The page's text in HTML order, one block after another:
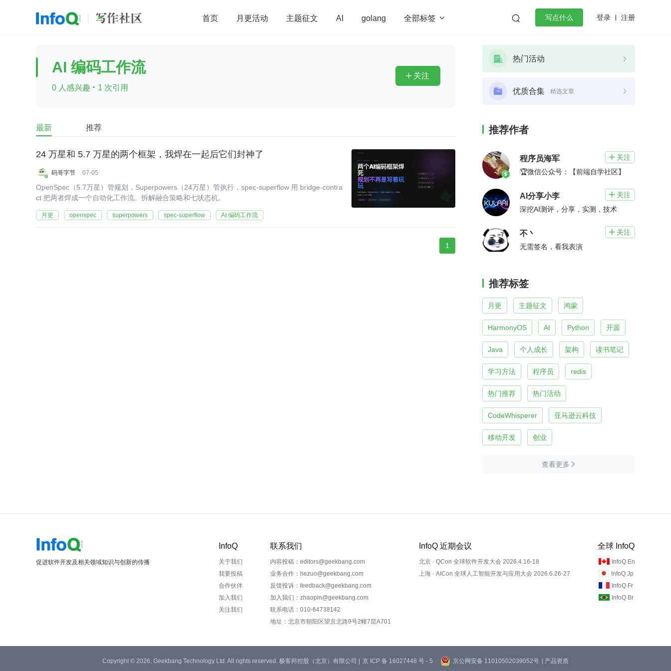
首页 月更活动 主题征文 AI golang 全部标签   写点什么 登录 注册
前端 AI 大数据 redis
查看更多
AI 编码工作流
0 人感兴趣 · 1 次引用
 关注
最新 推荐
24 万星和 5.7 万星的两个框架，我焊在一起后它们封神了
码哥字节 07-05
OpenSpec（5.7万星）管规划，Superpowers（24万星）管执行，spec-superflow 用 bridge-contra
ct 把两者焊成一个自动化工作流。拆解融合策略和七状态机。
月更 openspec superpowers spec-superflow AI 编码工作流
1
热门活动
优质合集 精选文章
推荐作者
程序员海军  关注
🏆微信公众号：【前端自学社区】
AI分享小李  关注
深挖AI测评，分享，实测，技术
不丶  关注
无需签名，看我表演
推荐标签
月更 主题征文 鸿蒙
HarmonyOS AI Python 开源
Java 个人成长 架构 读书笔记
学习方法 程序员 redis
热门推荐 热门活动
CodeWhisperer 亚马逊云科技
移动开发 创业
查看更多 
促进软件开发及相关领域知识与创新的传播
InfoQ
关于我们
我要投稿
合作伙伴
加入我们
关注我们
联系我们
内容投稿：editors@geekbang.com
业务合作：hezuo@geekbang.com
反馈投诉：feedback@geekbang.com
加入我们：zhaopin@geekbang.com
联系电话：010-64738142
地址：北京市朝阳区望京北路9号2幢7层A701
InfoQ 近期会议
北京 · QCon 全球软件开发大会 2026.4.16-18
上海 · AICon 全球人工智能开发与应用大会 2026.6.26-27
全球 InfoQ
InfoQ En
InfoQ Jp
InfoQ Fr
InfoQ Br
Copyright © 2026, Geekbang Technology Ltd. All rights reserved. 极客邦控股（北京）有限公司 | 京 ICP 备 16027448 号 - 5 京公网安备 11010502039052号 | 产品资质